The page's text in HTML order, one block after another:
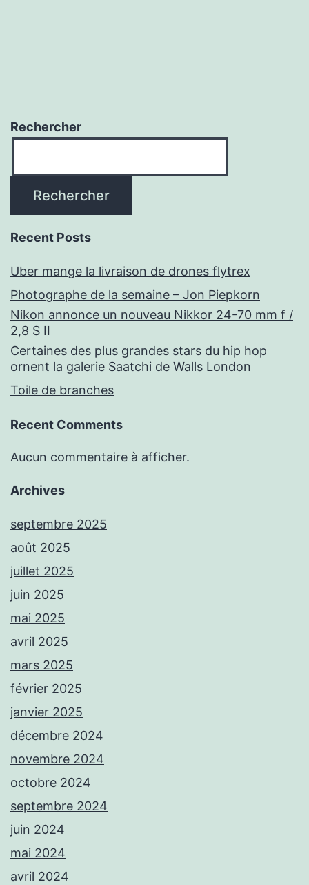
Rechercher
Rechercher
Recent Posts
Uber mange la livraison de drones flytrex
Photographe de la semaine – Jon Piepkorn
Nikon annonce un nouveau Nikkor 24-70 mm f /
2,8 S II
Certaines des plus grandes stars du hip hop
ornent la galerie Saatchi de Walls London
Toile de branches
Recent Comments
Aucun commentaire à afficher.
Archives
septembre 2025
août 2025
juillet 2025
juin 2025
mai 2025
avril 2025
mars 2025
février 2025
janvier 2025
décembre 2024
novembre 2024
octobre 2024
septembre 2024
juin 2024
mai 2024
avril 2024